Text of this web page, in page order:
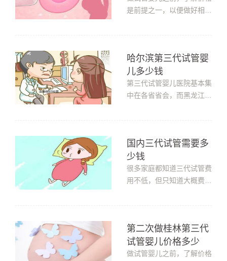
的事情就是试管婴儿的价
是前提之一，以便做好相关
管婴儿，那么第三代试管婴
儿价格也可以参考国内的第
三代试管婴儿价格。而国内
的第三代试管婴儿价格一般
哈尔滨第三代试管婴
儿多少钱
第三代试管婴儿医院基本集
中在各省省会，而黑龙江省
院，但是关于多少钱的问
题，是可以参考国内的第三
代试管婴儿平均费用的。在
国内做第三代试管婴儿，一
国内三代试管需要多
少钱
很多家庭都知道三代试管费
用不低，但只知道大概费用
进行助孕，好心态也更容易
成功，那国内三代试管需要
多少钱?国内三代试管大概
第二次做桂林第三代
试管婴儿价格多少
做试管婴儿之前，了解价格